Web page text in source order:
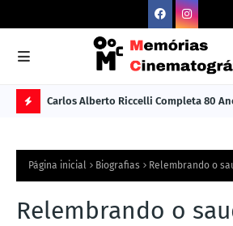
L
Carlos Alberto Riccelli Completa 80
Página inicial Biografias Relembrando o
Relembrando o